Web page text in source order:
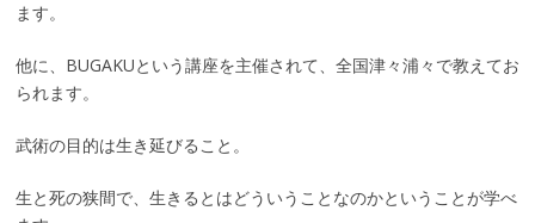
ます。
他に、BUGAKUという講座を主催されて、全国津々浦々で教えてお
られます。
武術の目的は生き延びること。
生と死の狭間で、生きるとはどういうことなのかということが学べ